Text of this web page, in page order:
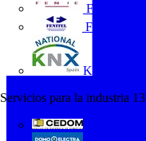
FENIE
FENITEL
KNX España
Servicios para la industria 13